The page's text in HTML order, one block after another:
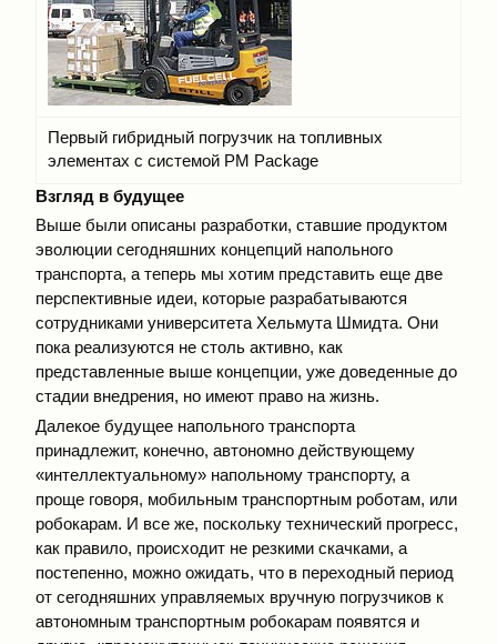
Первый гибридный погрузчик на топливных
элементах с системой PM Package
Взгляд в будущее
Выше были описаны разработки, ставшие продуктом
эволюции сегодняшних концепций напольного
транспорта, а теперь мы хотим представить еще две
перспективные идеи, которые разрабатываются
сотрудниками университета Хельмута Шмидта. Они
пока реализуются не столь активно, как
представленные выше концепции, уже доведенные до
стадии внедрения, но имеют право на жизнь.
Далекое будущее напольного транспорта
принадлежит, конечно, автономно действующему
«интеллектуальному» напольному транспорту, а
проще говоря, мобильным транспортным роботам, или
робокарам. И все же, поскольку технический прогресс,
как правило, происходит не резкими скачками, а
постепенно, можно ожидать, что в переходный период
от сегодняшних управляемых вручную погрузчиков к
автономным транспортным робокарам появятся и